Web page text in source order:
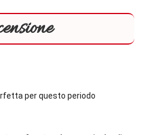
per questo periodo